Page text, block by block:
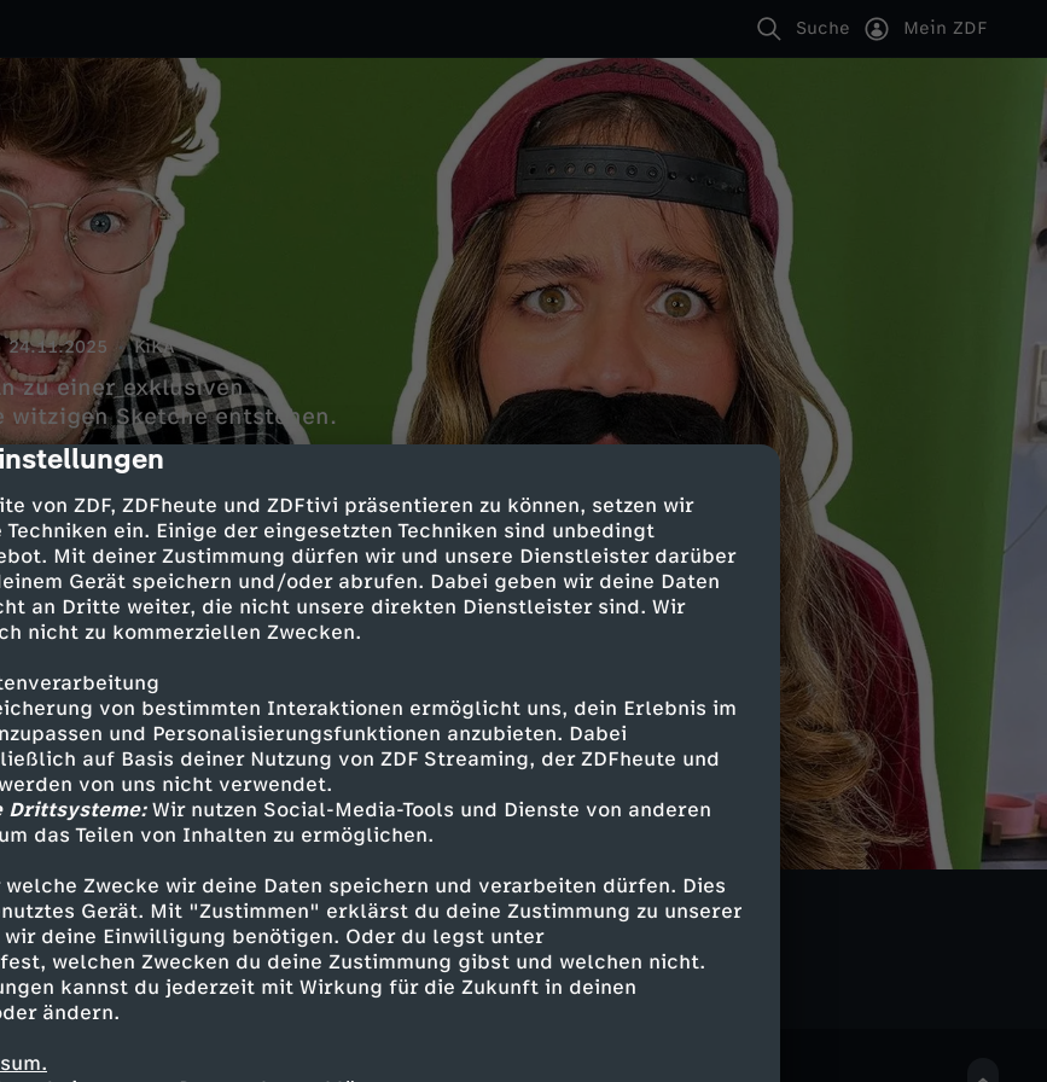
von ZDF, ZDFheute und ZDFtivi präsentieren zu können, setzen wir
ein. Einige der eingesetzten Techniken sind unbedingt
Mit deiner Zustimmung dürfen wir und unsere Dienstleister darüber
Gerät speichern und/oder abrufen. Dabei geben wir deine Daten
an Dritte weiter, die nicht unsere direkten Dienstleister sind. Wir
nicht zu kommerziellen Zwecken.
von bestimmten Interaktionen ermöglicht uns, dein Erlebnis im
und Personalisierungsfunktionen anzubieten. Dabei
auf Basis deiner Nutzung von ZDF Streaming, der ZDFheute und
von uns nicht verwendet.
Drittsysteme:Wir nutzen Social-Media-Tools und Dienste von anderen
das Teilen von Inhalten zu ermöglichen.
Zwecke wir deine Daten speichern und verarbeiten dürfen. Dies
Gerät. Mit "Zustimmen" erklärst du deine Zustimmung zu unserer
deine Einwilligung benötigen. Oder du legst unter
welchen Zwecken du deine Zustimmung gibst und welchen nicht.
kannst du jederzeit mit Wirkung für die Zukunft in deinen
ändern.
Suche Mein ZDF
24.11.2025 KiKA
zu einer exklusiven
witzigen Sketche entstehen.
entdecken
informativ Untertitel KiKA LIVE